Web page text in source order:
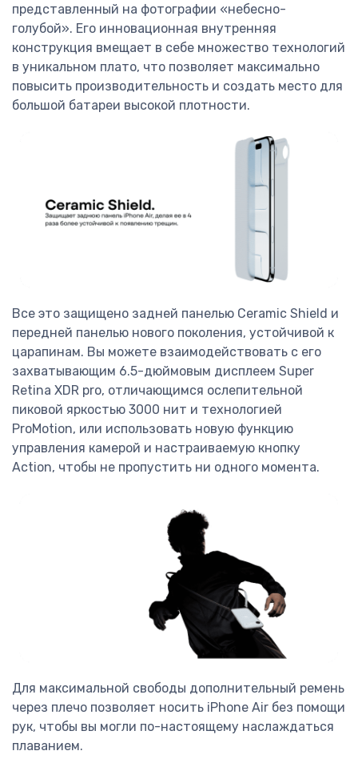
представленный на фотографии «небесно-
голубой». Его инновационная внутренняя
конструкция вмещает в себе множество технологий
в уникальном плато, что позволяет максимально
повысить производительность и создать место для
большой батареи высокой плотности.
Все это защищено задней панелью Ceramic Shield и
передней панелью нового поколения, устойчивой к
царапинам. Вы можете взаимодействовать с его
захватывающим 6.5-дюймовым дисплеем Super
Retina XDR pro, отличающимся ослепительной
пиковой яркостью 3000 нит и технологией
ProMotion, или использовать новую функцию
управления камерой и настраиваемую кнопку
Action, чтобы не пропустить ни одного момента.
Для максимальной свободы дополнительный ремень
через плечо позволяет носить iPhone Air без помощи
рук, чтобы вы могли по-настоящему наслаждаться
плаванием.